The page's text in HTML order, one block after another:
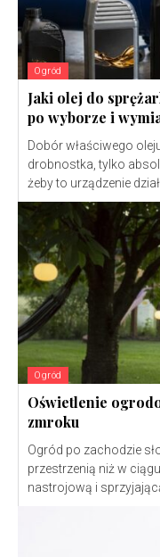
Ogród
Jaki olej do
po wyborze i
Dobór właściwego
drobnostka, tylko
żeby to urządzenie
Ogród
Oświetlenie
zmroku
Ogród po zachodzie
przestrzenią niż w
nastrojową i